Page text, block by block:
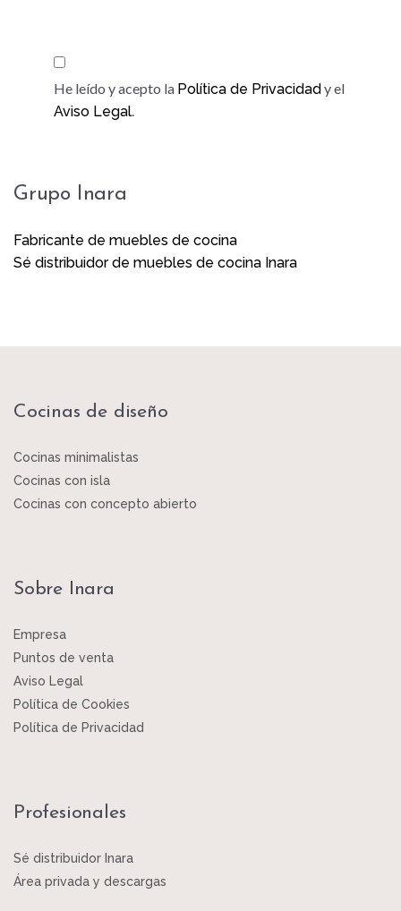
He leído y acepto la Política de Privacidady el
Aviso Legal.
Grupo Inara
Fabricante de muebles de cocina
Sé distribuidor de muebles de cocina Inara
Cocinas de diseño
Cocinas minimalistas
Cocinas con isla
Cocinas con concepto abierto
Sobre Inara
Empresa
Puntos de venta
Aviso Legal
Política de Cookies
Política de Privacidad
Profesionales
Sé distribuidor Inara
Área privada y descargas